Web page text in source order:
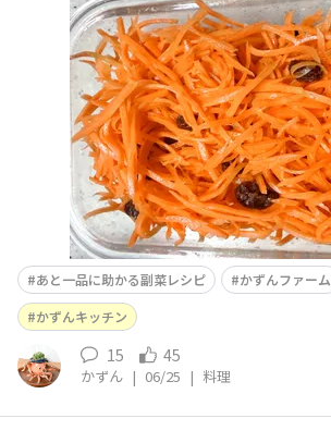
あと一品に助かる副菜レシピ
かずんファーム
かずんキッチン
15 45
かずん | 06/25 | 料理